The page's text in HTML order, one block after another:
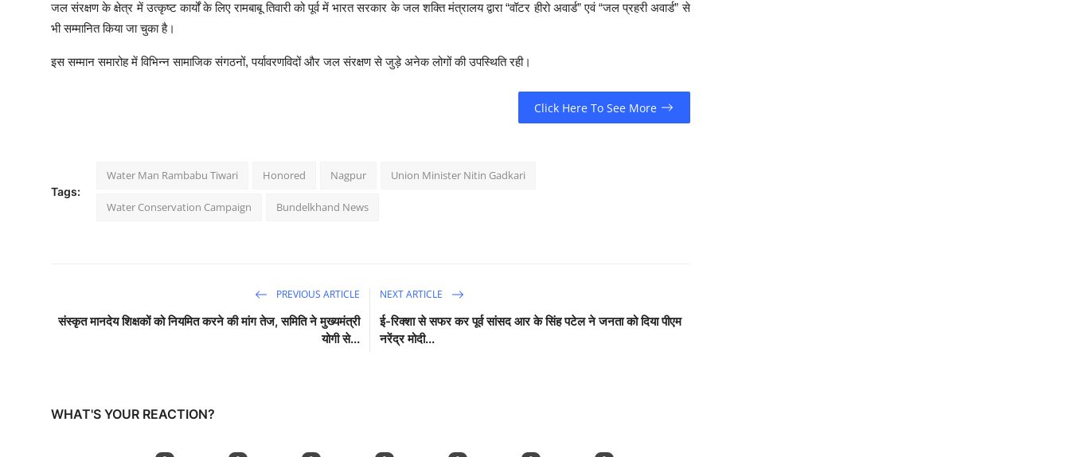
जल संरक्षण के क्षेत्र में उत्कृष्ट कार्यों के लिए रामबाबू तिवारी को पूर्व में भारत सरकार के जल शक्ति मंत्रालय द्वारा “वॉटर हीरो अवार्ड” एवं “जल प्रहरी अवार्ड” से
भी सम्मानित किया जा चुका है।
इस सम्मान समारोह में विभिन्न सामाजिक संगठनों, पर्यावरणविदों और जल संरक्षण से जुड़े अनेक लोगों की उपस्थिति रही।
Click Here To See More
Tags:
Water Man Rambabu Tiwari Honored Nagpur Union Minister Nitin Gadkari
Water Conservation Campaign Bundelkhand News
PREVIOUS ARTICLE
संस्कृत मानदेय शिक्षकों को नियमित करने की मांग तेज, समिति ने मुख्यमंत्री
योगी से...
NEXT ARTICLE
ई-रिक्शा से सफर कर पूर्व सांसद आर के सिंह पटेल ने जनता को दिया पीएम
नरेंद्र मोदी...
WHAT'S YOUR REACTION?